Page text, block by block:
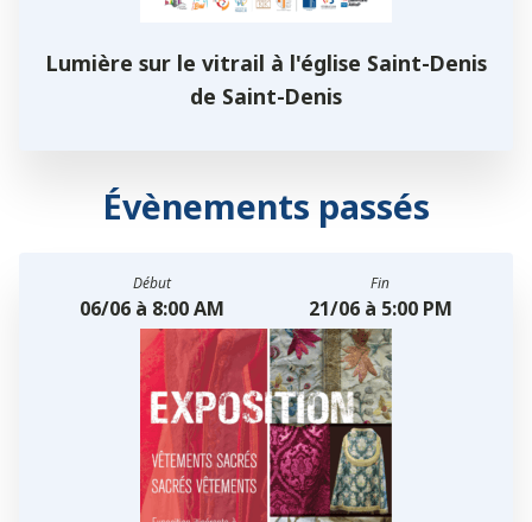
Lumière sur le vitrail à l'église Saint-Denis
de Saint-Denis
Évènements passés
Début
06/06 à 8:00 AM
Fin
21/06 à 5:00 PM